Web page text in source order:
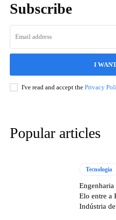
Subscribe
I
I've read and accept the Privacy
Popular articles
Tecnologia
Elo entre a
Indústria